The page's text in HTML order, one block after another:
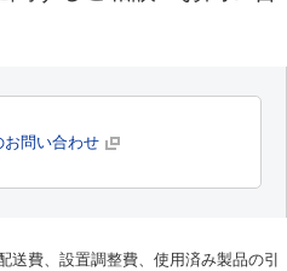
お問い合わせ
費、設置調整費、使用済み製品の引